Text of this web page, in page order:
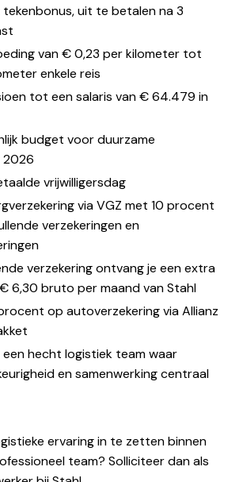
uit te betalen na 3
van € 0,23 per kilometer tot
enkele reis
tot een salaris van € 64.479 in
budget voor duurzame
2026
vrijwilligersdag
via VGZ met 10 procent
verzekeringen en
verzekering ontvang je een extra
6,30 bruto per maand van Stahl
op autoverzekering via Allianz
een hecht logistiek team waar
en samenwerking centraal
ervaring in te zetten binnen
team? Solliciteer dan als